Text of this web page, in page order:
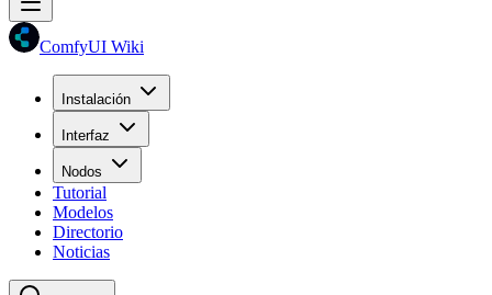
ComfyUI Wiki
Instalación
Interfaz
Nodos
Tutorial
Modelos
Directorio
Noticias